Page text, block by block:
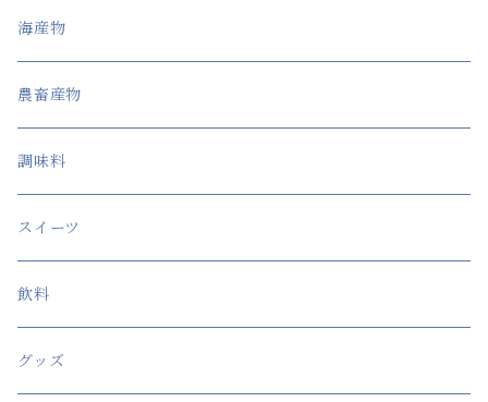
海産物
農畜産物
調味料
スイーツ
飲料
グッズ